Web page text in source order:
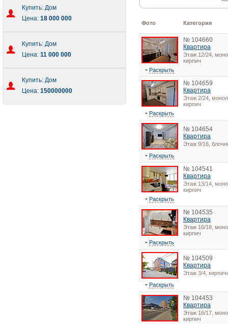
Купить: Дом
Цена: 18 000 000
Купить: Дом
Цена: 11 000 000
Купить: Дом
Цена: 150000000
Фото Категория
№ 104660
Квартира
Этаж 12/24,
кирпич
Раскрыть
№ 104659
Квартира
Этаж 2/24,
кирпич
Раскрыть
№ 104654
Квартира
Этаж 9/16,
Раскрыть
№ 104541
Квартира
Этаж 13/14,
кирпич
Раскрыть
№ 104535
Квартира
Этаж 16/18,
кирпич
Раскрыть
№ 104509
Квартира
Этаж 3/4,
Раскрыть
№ 104453
Квартира
Этаж 16/17,
кирпич